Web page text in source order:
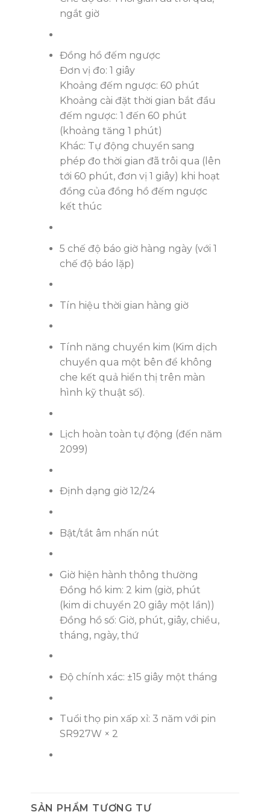
ngắt giờ
Đồng hồ đếm ngược
Đơn vị đo: 1 giây
Khoảng đếm ngược: 60 phút
Khoảng cài đặt thời gian bắt đầu
đếm ngược: 1 đến 60 phút
(khoảng tăng 1 phút)
Khác: Tự động chuyển sang
phép đo thời gian đã trôi qua (lên
tới 60 phút, đơn vị 1 giây) khi hoạt
đồng của đồng hồ đếm ngược
kết thúc
5 chế độ báo giờ hàng ngày (với 1
chế độ báo lặp)
Tín hiệu thời gian hàng giờ
Tính năng chuyển kim (Kim dịch
chuyển qua một bên để không
che kết quả hiển thị trên màn
hình kỹ thuật số).
Lịch hoàn toàn tự động (đến năm
2099)
Định dạng giờ 12/24
Bật/tắt âm nhấn nút
Giờ hiện hành thông thường
Đồng hồ kim: 2 kim (giờ, phút
(kim di chuyển 20 giây một lần))
Đồng hồ số: Giờ, phút, giây, chiều,
tháng, ngày, thứ
Độ chính xác: ±15 giây một tháng
Tuổi thọ pin xấp xỉ: 3 năm với pin
SR927W × 2
SẢN PHẨM TƯƠNG TỰ